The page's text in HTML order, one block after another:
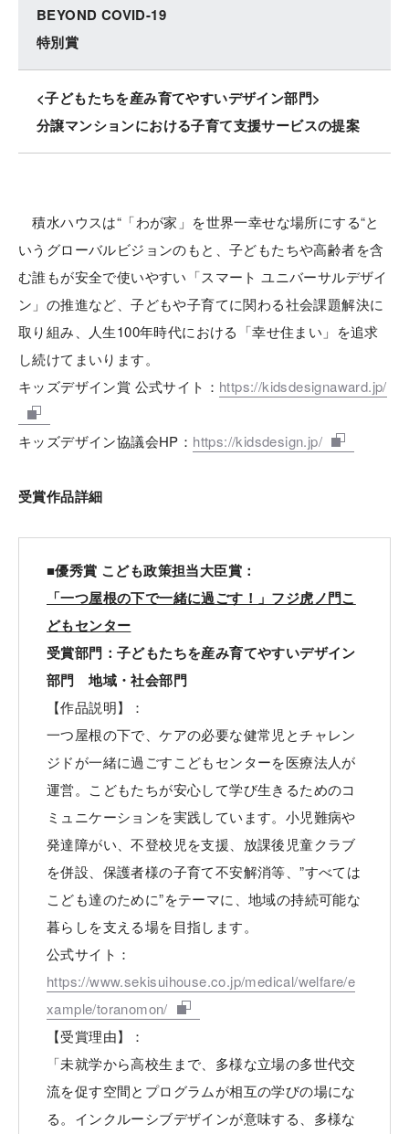
BEYOND COVID-19
特別賞
<子どもたちを産み育てやすいデザイン部門>
分譲マンションにおける子育て支援サービスの提案
積水ハウスは“「わが家」を世界一幸せな場所にする“と
いうグローバルビジョンのもと、子どもたちや高齢者を含
む誰もが安全で使いやすい「スマート ユニバーサルデザイ
ン」の推進など、子どもや子育てに関わる社会課題解決に
取り組み、人生100年時代における「幸せ住まい」を追求
し続けてまいります。
キッズデザイン賞 公式サイト： https://kidsdesignaward.jp/
キッズデザイン協議会HP： https://kidsdesign.jp/
受賞作品詳細
■優秀賞 こども政策担当大臣賞：
「一つ屋根の下で一緒に過ごす！」フジ虎ノ門こ
どもセンター
受賞部門：子どもたちを産み育てやすいデザイン
部門 地域・社会部門
【作品説明】：
一つ屋根の下で、ケアの必要な健常児とチャレン
ジドが一緒に過ごすこどもセンターを医療法人が
運営。こどもたちが安心して学び生きるためのコ
ミュニケーションを実践しています。小児難病や
発達障がい、不登校児を支援、放課後児童クラブ
を併設、保護者様の子育て不安解消等、”すべては
こども達のために”をテーマに、地域の持続可能な
暮らしを支える場を目指します。
公式サイト：
https://www.sekisuihouse.co.jp/medical/welfare/e
xample/toranomon/
【受賞理由】：
「未就学から高校生まで、多様な立場の多世代交
流を促す空間とプログラムが相互の学びの場にな
る。インクルーシブデザインが意味する、多様な